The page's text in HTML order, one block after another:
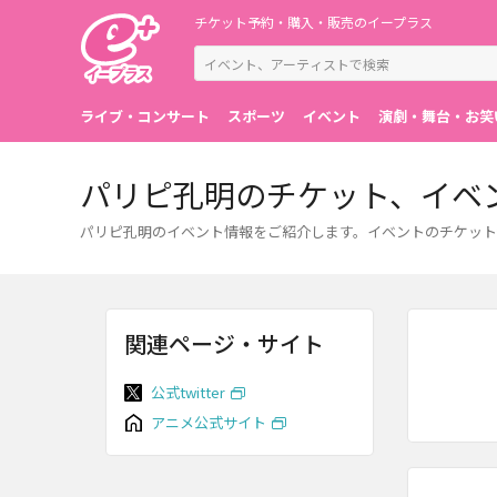
チケット予約・購入・販売のイープラス
ライブ・コンサート スポーツ イベント 演劇・舞台・お笑
パリピ孔明のチケット、イベ
パリピ孔明のイベント情報をご紹介します。イベントのチケッ
関連ページ・サイト
公式twitter
アニメ公式サイト